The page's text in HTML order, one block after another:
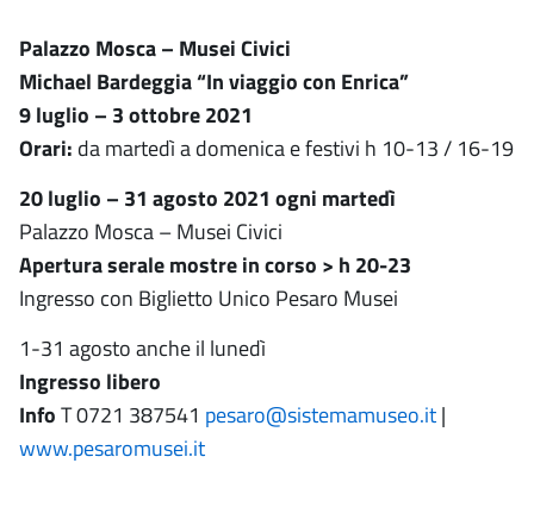
Palazzo Mosca – Musei Civici
Michael Bardeggia “In viaggio con Enrica”
9 luglio – 3 ottobre 2021
Orari: da martedì a domenica e festivi h 10-13 / 16-19
20 luglio – 31 agosto 2021 ogni martedì
Palazzo Mosca – Musei Civici
Apertura serale mostre in corso > h 20-23
Ingresso con Biglietto Unico Pesaro Musei
1-31 agosto anche il lunedì
Ingresso libero
InfoT 0721 387541 pesaro@sistemamuseo.it|
www.pesaromusei.it